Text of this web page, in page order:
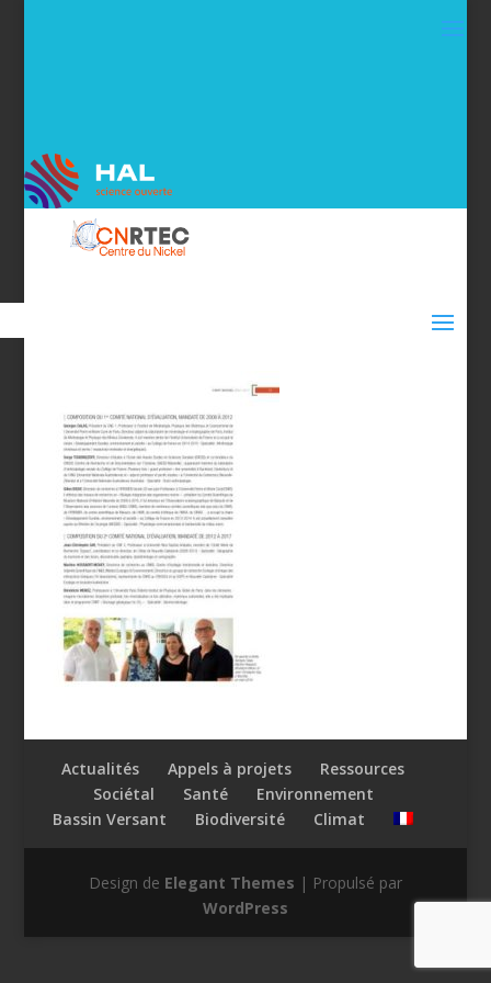
Actualités Appels à projets
Ressources
Sociétal
Santé
Environnement
Bassin Versant
Biodiversité Climat
Design de Elegant Themes | Propulsé par
WordPress